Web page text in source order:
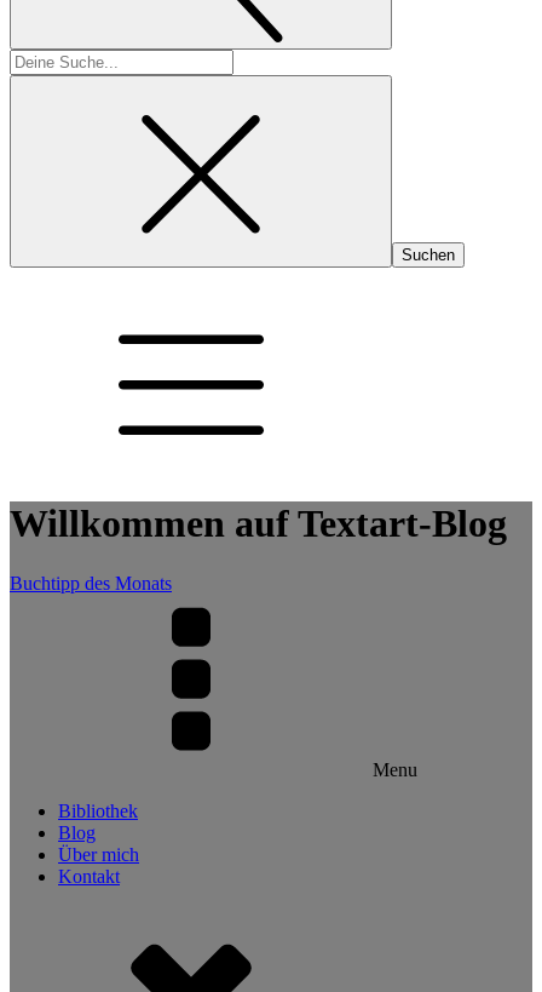
Suchen
nach:
Willkommen auf Textart-Blog
Buchtipp des Monats
Menu
Bibliothek
Blog
Über mich
Kontakt